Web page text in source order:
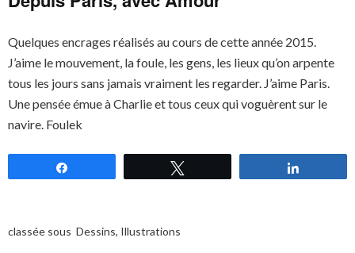
Quelques encrages réalisés au cours de cette année 2015.
J’aime le mouvement, la foule, les gens, les lieux qu’on arpente
tous les jours sans jamais vraiment les regarder. J’aime Paris.
Une pensée émue à Charlie et tous ceux qui voguèrent sur le
navire. Foulek
classée sous Dessins, Illustrations